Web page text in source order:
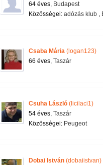
64 éves, Budapest
Közösségei: adózás klub ,
Csaba Mária (logan123)
66 éves, Taszár
Csuha László (licilaci1)
54 éves, Taszár
Közösségei: Peugeot
Dobai István (dobaiistvan)